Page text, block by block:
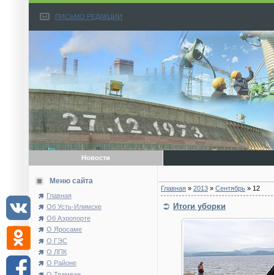
ПИСЬМО РЕДАКЦИИ
Новости
Меню сайта
Главная
Об Усть-Илимске
Об Аэропорте
О Яросаме
О ГЭС
О ЛПК
О Районе
Главная » 2013 » Сентябрь » 12
Итоги уборки